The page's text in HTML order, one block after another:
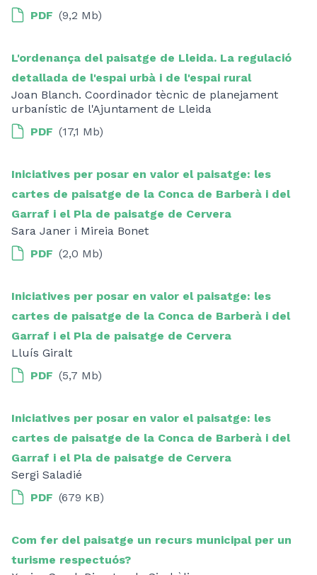
PDF (9,2 Mb)
L'ordenança del paisatge de Lleida. La regulació
detallada de l'espai urbà i de l'espai rural
Joan Blanch. Coordinador tècnic de planejament
urbanístic de l'Ajuntament de Lleida
PDF (17,1 Mb)
Iniciatives per posar en valor el paisatge: les
cartes de paisatge de la Conca de Barberà i del
Garraf i el Pla de paisatge de Cervera
Sara Janer i Mireia Bonet
PDF (2,0 Mb)
Iniciatives per posar en valor el paisatge: les
cartes de paisatge de la Conca de Barberà i del
Garraf i el Pla de paisatge de Cervera
Lluís Giralt
PDF (5,7 Mb)
Iniciatives per posar en valor el paisatge: les
cartes de paisatge de la Conca de Barberà i del
Garraf i el Pla de paisatge de Cervera
Sergi Saladié
PDF (679 KB)
Com fer del paisatge un recurs municipal per un
turisme respectuós?